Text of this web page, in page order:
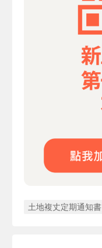
土地複丈定期通知書